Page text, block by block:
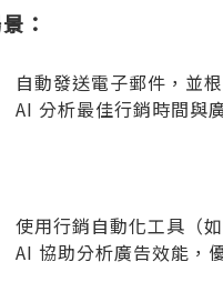
：
自動發送電子郵件，並
AI 分析最佳行銷時間與
使用行銷自動化工具（如
AI 協助分析廣告效能，